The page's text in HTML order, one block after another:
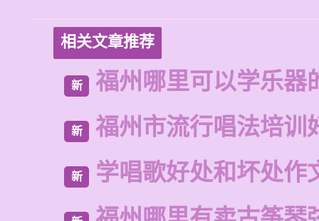
相关文章推荐
新 福州哪里可以学乐器
新 福州市流行唱法培训
新 学唱歌好处和坏处作